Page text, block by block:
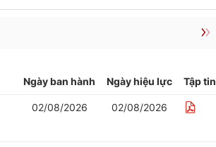
Ngày ban hành Ngày hiệu lực Tập tin
02/08/2026 02/08/2026